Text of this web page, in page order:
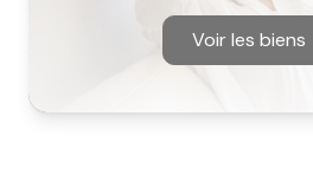
Voir les biens